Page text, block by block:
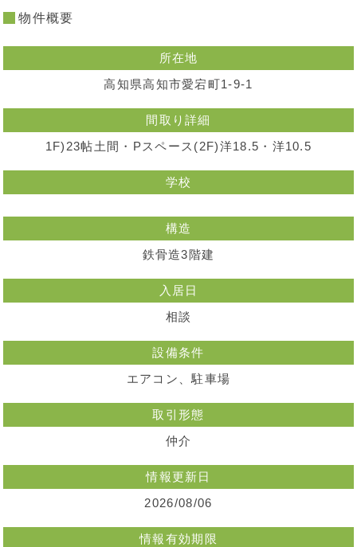
物件概要
所在地
高知県高知市愛宕町1-9-1
間取り詳細
1F)23帖土間・Pスペース(2F)洋18.5・洋10.5
学校
構造
鉄骨造3階建
入居日
相談
設備条件
エアコン、駐車場
取引形態
仲介
情報更新日
2026/08/06
情報有効期限